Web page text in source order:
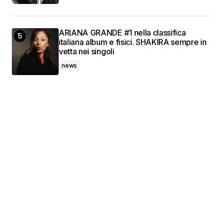
ARIANA GRANDE #1 nella classifica
italiana album e fisici. SHAKIRA sempre in
vetta nei singoli
news